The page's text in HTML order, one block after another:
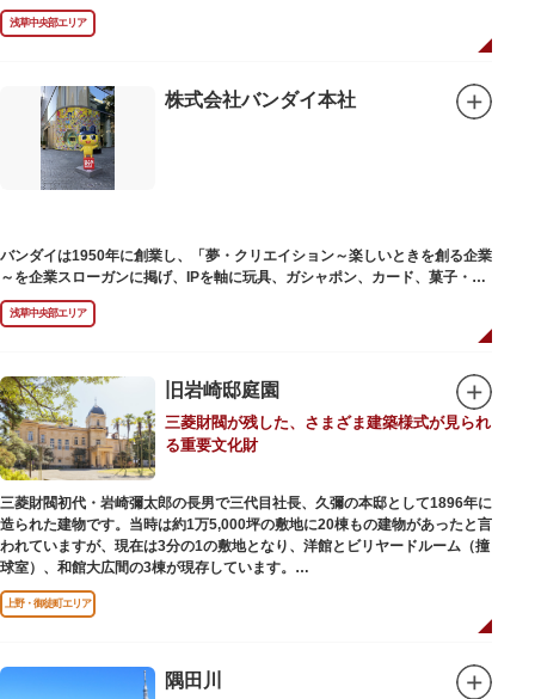
浅草中央部エリア
株式会社バンダイ本社
バンダイは1950年に創業し、「夢・クリエイション～楽しいときを創る企業
～を企業スローガンに掲げ、IPを軸に玩具、ガシャポン、カード、菓子・食
品・食玩、アパレル、日用雑貨など、お客さまの身近で楽しんでいただける
エンターテインメントをお届けしています。
浅草中央部エリア
旧岩崎邸庭園
三菱財閥が残した、さまざま建築様式が見られ
る重要文化財
三菱財閥初代・岩崎彌太郎の長男で三代目社長、久彌の本邸として1896年に
造られた建物です。当時は約1万5,000坪の敷地に20棟もの建物があったと言
われていますが、現在は3分の1の敷地となり、洋館とビリヤードルーム（撞
球室）、和館大広間の3棟が現存しています。
【洋館】
鹿鳴館の建築家として知られるジョサイア・コンドルによって設計された西
ています。
上野・御徒町エリア
隅田川